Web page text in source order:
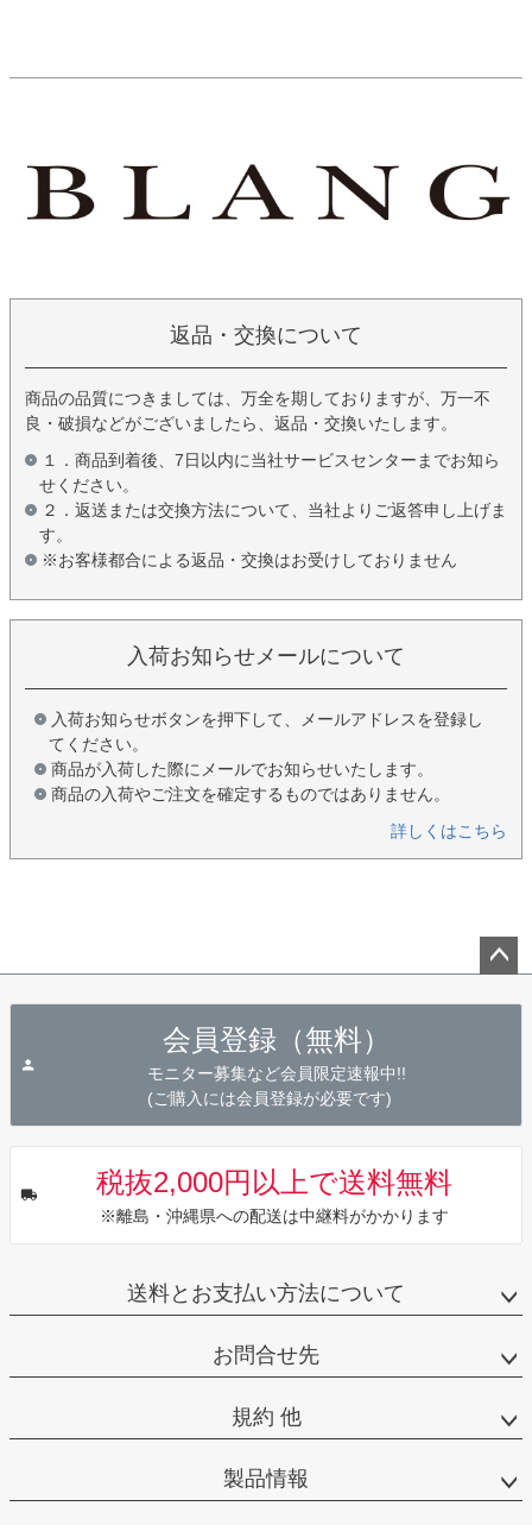
返品・交換について
商品の品質につきましては、万全を期しておりますが、万一不
良・破損などがございましたら、返品・交換いたします。
１．商品到着後、7日以内に当社サービスセンターまでお知ら
せください。
２．返送または交換方法について、当社よりご返答申し上げま
す。
※お客様都合による返品・交換はお受けしておりません
入荷お知らせメールについて
入荷お知らせボタンを押下して、メールアドレスを登録し
てください。
商品が入荷した際にメールでお知らせいたします。
商品の入荷やご注文を確定するものではありません。
詳しくはこちら
会員登録（無料）
モニター募集など会員限定速報中!!
(ご購入には会員登録が必要です)
税抜2,000円以上で送料無料
※離島・沖縄県への配送は中継料がかかります
送料とお支払い方法について
お問合せ先
規約 他
製品情報